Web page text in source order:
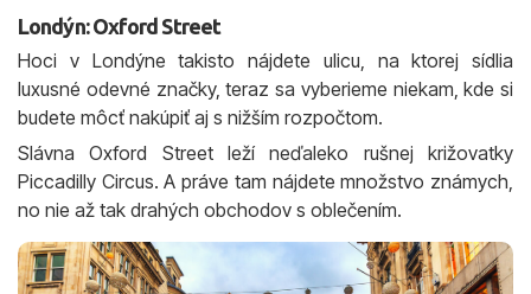
Londýn: Oxford Street
Hoci v Londýne takisto nájdete ulicu, na ktorej sídlia
luxusné odevné značky, teraz sa vyberieme niekam, kde si
budete môcť nakúpiť aj s nižším rozpočtom.
Slávna Oxford Street leží neďaleko rušnej križovatky
Piccadilly Circus. A práve tam nájdete množstvo známych,
no nie až tak drahých obchodov s oblečením.